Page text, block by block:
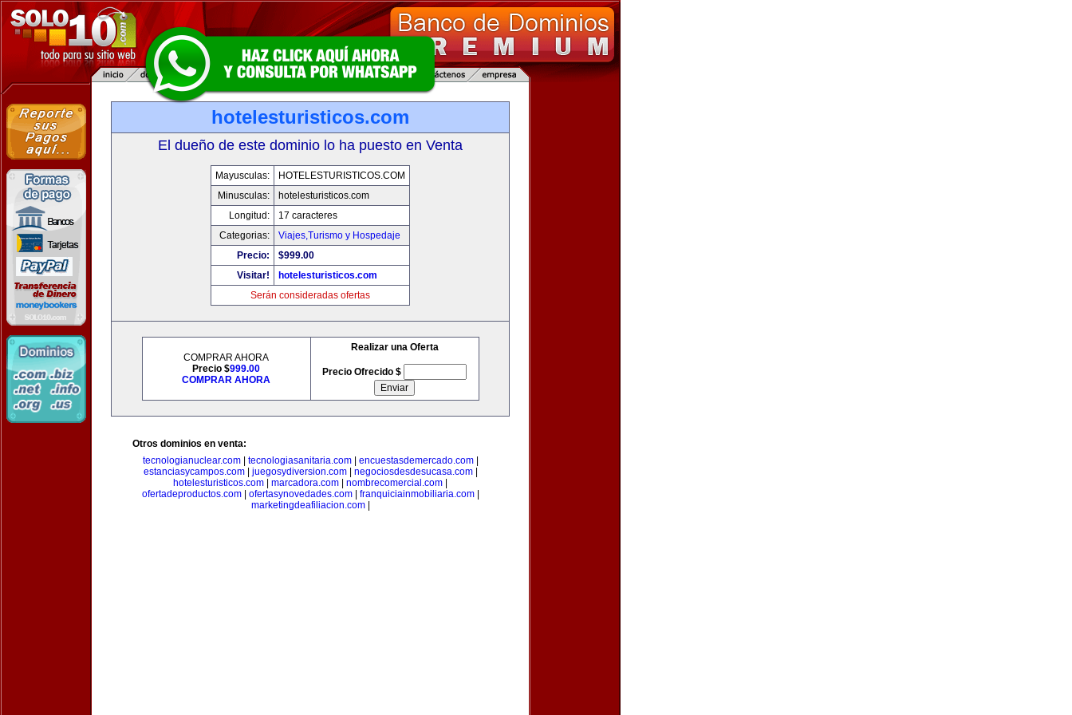
hotelesturisticos.com
El dueño de este dominio lo ha puesto en Venta
Mayusculas:
HOTELESTURISTICOS.COM
Minusculas:
hotelesturisticos.com
Longitud:
17 caracteres
Categorias:
Viajes,Turismo y Hospedaje
Precio:
$999.00
Visitar!
hotelesturisticos.com
Serán consideradas ofertas
COMPRAR AHORA
Precio $999.00
COMPRAR AHORA
Realizar una Oferta
Precio Ofrecido $
Otros dominios en venta:
tecnologianuclear.com| tecnologiasanitaria.com| encuestasdemercado.com|
estanciasycampos.com| juegosydiversion.com| negociosdesdesucasa.com|
hotelesturisticos.com
marcadora.com nombrecomercial.com
ofertadeproductos.com| ofertasynovedades.com| franquiciainmobiliaria.com|
marketingdeafiliacion.com|